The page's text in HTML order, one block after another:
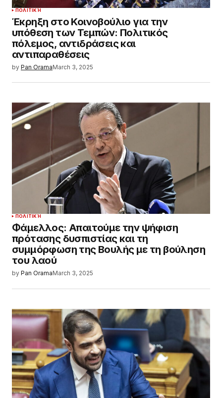
ΠΟΛΙΤΙΚΉ
Έκρηξη στο Κοινοβούλιο για την
υπόθεση των Τεμπών: Πολιτικός
πόλεμος, αντιδράσεις και
αντιπαραθέσεις
by Pan OramaMarch 3, 2025
ΠΟΛΙΤΙΚΉ
Φάμελλος: Απαιτούμε την ψήφιση
πρότασης δυσπιστίας και τη
συμμόρφωση της Βουλής με τη βούληση
του λαού
by Pan OramaMarch 3, 2025